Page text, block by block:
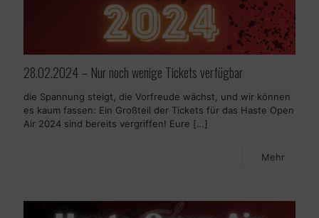
28.02.2024 – Nur noch wenige Tickets verfügbar
die Spannung steigt, die Vorfreude wächst, und wir können
es kaum fassen: Ein Großteil der Tickets für das Haste Open
Air 2024 sind bereits vergriffen! Eure […]
Mehr